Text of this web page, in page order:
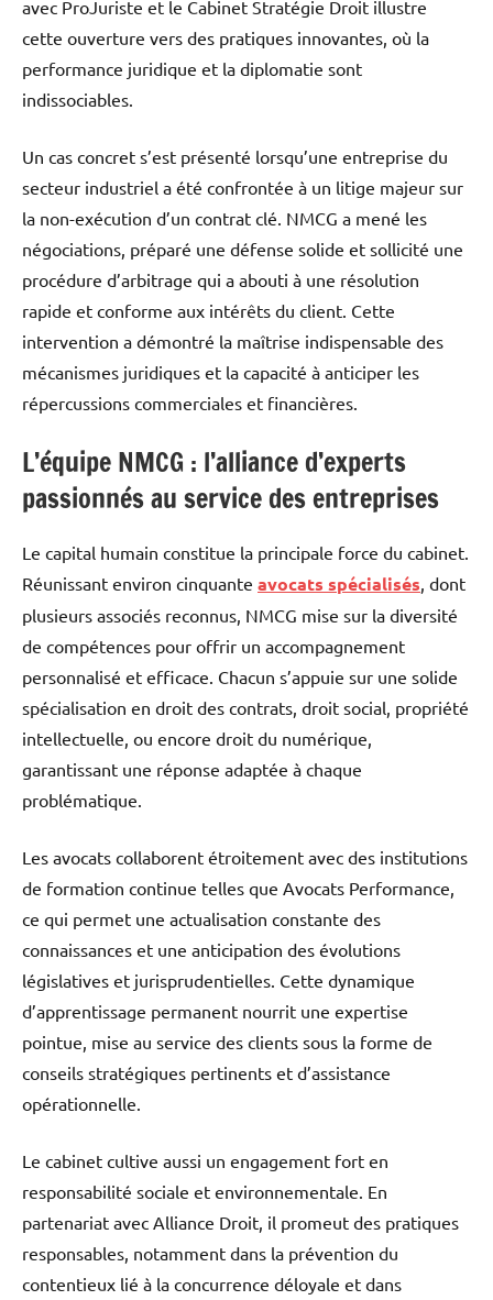
avec ProJuriste et le Cabinet Stratégie Droit illustre
cette ouverture vers des pratiques innovantes, où la
performance juridique et la diplomatie sont
indissociables.
Un cas concret s’est présenté lorsqu’une entreprise du
secteur industriel a été confrontée à un litige majeur sur
la non-exécution d’un contrat clé. NMCG a mené les
négociations, préparé une défense solide et sollicité une
procédure d’arbitrage qui a abouti à une résolution
rapide et conforme aux intérêts du client. Cette
intervention a démontré la maîtrise indispensable des
mécanismes juridiques et la capacité à anticiper les
répercussions commerciales et financières.
L’équipe NMCG : l’alliance d’experts
passionnés au service des entreprises
Le capital humain constitue la principale force du cabinet.
Réunissant environ cinquante avocats spécialisés, dont
plusieurs associés reconnus, NMCG mise sur la diversité
de compétences pour offrir un accompagnement
personnalisé et efficace. Chacun s’appuie sur une solide
spécialisation en droit des contrats, droit social, propriété
intellectuelle, ou encore droit du numérique,
garantissant une réponse adaptée à chaque
problématique.
Les avocats collaborent étroitement avec des institutions
de formation continue telles que Avocats Performance,
ce qui permet une actualisation constante des
connaissances et une anticipation des évolutions
législatives et jurisprudentielles. Cette dynamique
d’apprentissage permanent nourrit une expertise
pointue, mise au service des clients sous la forme de
conseils stratégiques pertinents et d’assistance
opérationnelle.
Le cabinet cultive aussi un engagement fort en
responsabilité sociale et environnementale. En
partenariat avec Alliance Droit, il promeut des pratiques
responsables, notamment dans la prévention du
contentieux lié à la concurrence déloyale et dans